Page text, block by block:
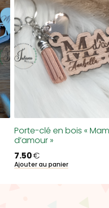
Porte-clé en bois «
d’amour »
7.50€
Ajouter au panier